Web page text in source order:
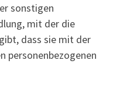
sonstigen
mit der die
dass sie mit der
personenbezogenen